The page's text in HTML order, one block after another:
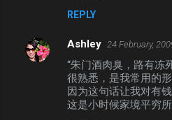
REPLY
Ashley 24 February,
“朱门酒肉臭，路有冻
很熟悉，是我常用的形
因为这句话让我对有钱
这是小时候家境平穷